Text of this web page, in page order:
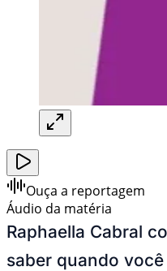
Ouça a reportagem
Áudio da matéria
Raphaella Cabral
saber quando